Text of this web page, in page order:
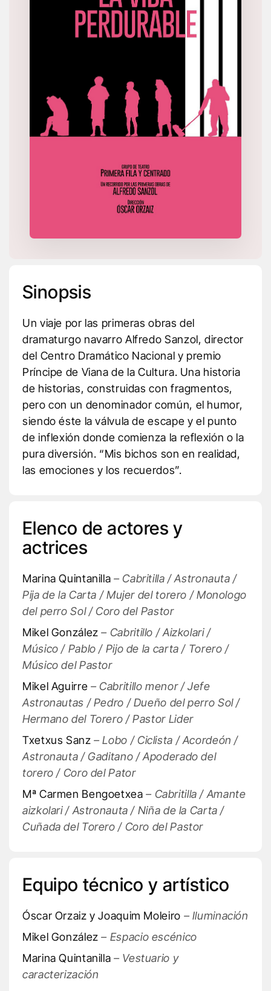
Sinopsis
Un viaje por las primeras obras del
dramaturgo navarro Alfredo Sanzol, director
del Centro Dramático Nacional y premio
Príncipe de Viana de la Cultura. Una historia
de historias, construidas con fragmentos,
pero con un denominador común, el humor,
siendo éste la válvula de escape y el punto
de inflexión donde comienza la reflexión o la
pura diversión. “Mis bichos son en realidad,
las emociones y los recuerdos”.
Elenco de actores y
actrices
Marina Quintanilla – Cabritilla / Astronauta /
Pija de la Carta / Mujer del torero / Monologo
del perro Sol / Coro del Pastor
Mikel González – Cabritillo / Aizkolari /
Músico / Pablo / Pijo de la carta / Torero /
Músico del Pastor
Mikel Aguirre – Cabritillo menor / Jefe
Astronautas / Pedro / Dueño del perro Sol /
Hermano del Torero / Pastor Lider
Txetxus Sanz – Lobo / Ciclista / Acordeón /
Astronauta / Gaditano / Apoderado del
torero / Coro del Pator
Mª Carmen Bengoetxea – Cabritilla / Amante
aizkolari / Astronauta / Niña de la Carta /
Cuñada del Torero / Coro del Pastor
Equipo técnico y artístico
Óscar Orzaiz y Joaquim Moleiro – Iluminación
Mikel González – Espacio escénico
Marina Quintanilla – Vestuario y
caracterización